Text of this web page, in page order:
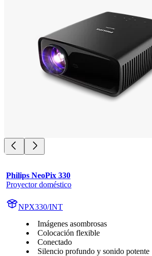
Philips NeoPix 330
Proyector doméstico
NPX330/INT
Imágenes asombrosas
Colocación flexible
Conectado
Silencio profundo y sonido potente